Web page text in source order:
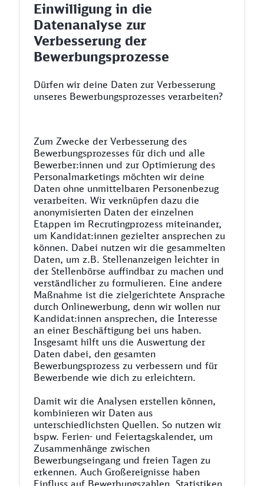
Einwilligung in die
Datenanalyse zur
Verbesserung der
Bewerbungsprozesse
Dürfen wir deine Daten zur Verbesserung
unseres Bewerbungsprozesses verarbeiten?
Zum Zwecke der Verbesserung des
Bewerbungsprozesses für dich und alle
Bewerber:innen und zur Optimierung des
Personalmarketings möchten wir deine
Daten ohne unmittelbaren Personenbezug
verarbeiten. Wir verknüpfen dazu die
anonymisierten Daten der einzelnen
Etappen im Recrutingprozess miteinander,
um Kandidat:innen gezielter ansprechen zu
können. Dabei nutzen wir die gesammelten
Daten, um z.B. Stellenanzeigen leichter in
der Stellenbörse auffindbar zu machen und
verständlicher zu formulieren. Eine andere
Maßnahme ist die zielgerichtete Ansprache
durch Onlinewerbung, denn wir wollen nur
Kandidat:innen ansprechen, die Interesse
an einer Beschäftigung bei uns haben.
Insgesamt hilft uns die Auswertung der
Daten dabei, den gesamten
Bewerbungsprozess zu verbessern und für
Bewerbende wie dich zu erleichtern.
Damit wir die Analysen erstellen können,
kombinieren wir Daten aus
unterschiedlichsten Quellen. So nutzen wir
bspw. Ferien- und Feiertagskalender, um
Zusammenhänge zwischen
Bewerbungseingang und freien Tagen zu
erkennen. Auch Großereignisse haben
Einfluss auf Bewerbungszahlen. Statistiken